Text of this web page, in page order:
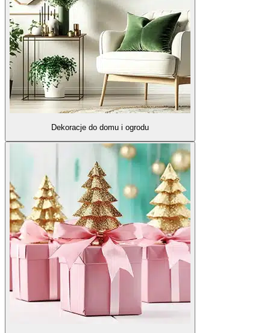
Dekoracje do domu i ogrodu